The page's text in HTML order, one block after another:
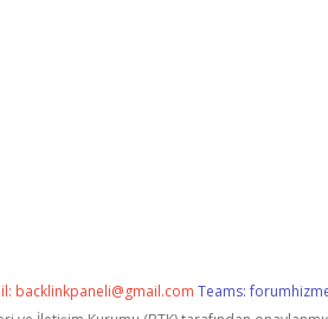
backlinkpaneli@gmail.com Teams: